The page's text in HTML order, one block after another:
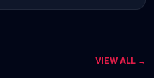
VIEW ALL →